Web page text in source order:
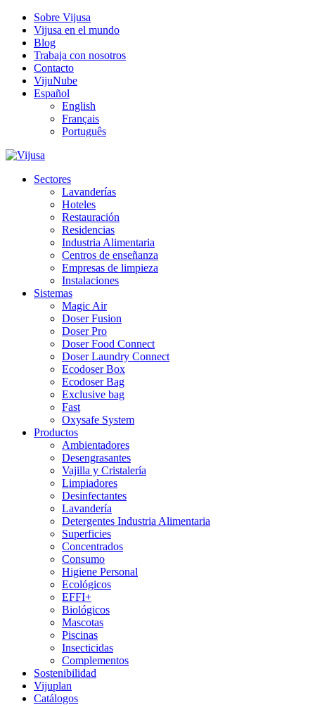
Sobre Vijusa
Vijusa en el mundo
Blog
Trabaja con nosotros
Contacto
VijuNube
Español
English
Français
Português
Sectores
Lavanderías
Hoteles
Restauración
Residencias
Industria Alimentaria
Centros de enseñanza
Empresas de limpieza
Instalaciones
Sistemas
Magic Air
Doser Fusion
Doser Pro
Doser Food Connect
Doser Laundry Connect​
Ecodoser Box
Ecodoser Bag
Exclusive bag
Fast
Oxysafe System
Productos
Ambientadores
Desengrasantes
Vajilla y Cristalería
Limpiadores
Desinfectantes
Lavandería
Detergentes Industria Alimentaria
Superficies
Concentrados
Consumo
Higiene Personal
Ecológicos
EFFI+
Biológicos
Mascotas
Piscinas
Insecticidas
Complementos
Sostenibilidad
Vijuplan
Catálogos